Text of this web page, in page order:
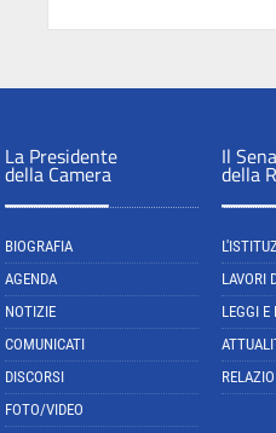
La Presidente
della Camera
BIOGRAFIA
AGENDA
NOTIZIE
COMUNICATI
DISCORSI
FOTO/VIDEO
Il
della
LAVORI
LEGGI E